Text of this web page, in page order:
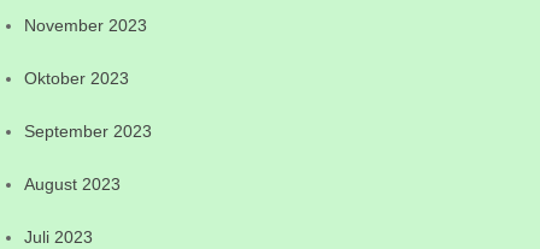
November 2023
Oktober 2023
September 2023
August 2023
Juli 2023